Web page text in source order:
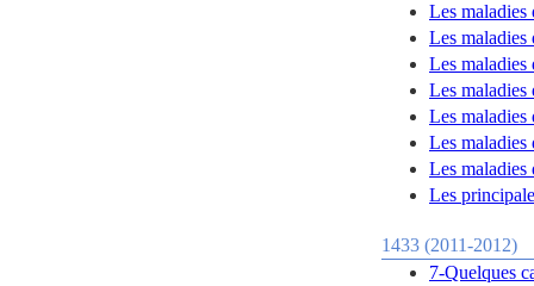
Les
Les
Les
Les maladies
Les maladies
Les maladies
Les maladies
Les
1433 (2011-2012)
7-Quelques